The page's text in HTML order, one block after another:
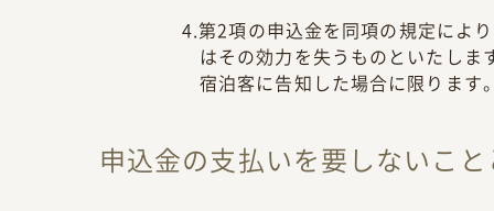
4.第2項の申込金を同項の規定によ
はその効力を失うものといたし
宿泊客に告知した場合に限ります
申込金の支払いを要しないこ